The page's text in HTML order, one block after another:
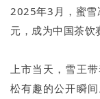
2025年3月，蜜
元，成为中国茶饮
上市当天，雪王
松有趣的公开瞬